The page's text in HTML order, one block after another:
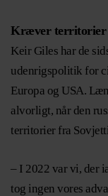
Kræver territorier
Keir Giles har de
udenrigspolitik for
Europa og USA.
alvorligt, når den
territorier fra
– I 2022 var vi, der
tog ingen vores